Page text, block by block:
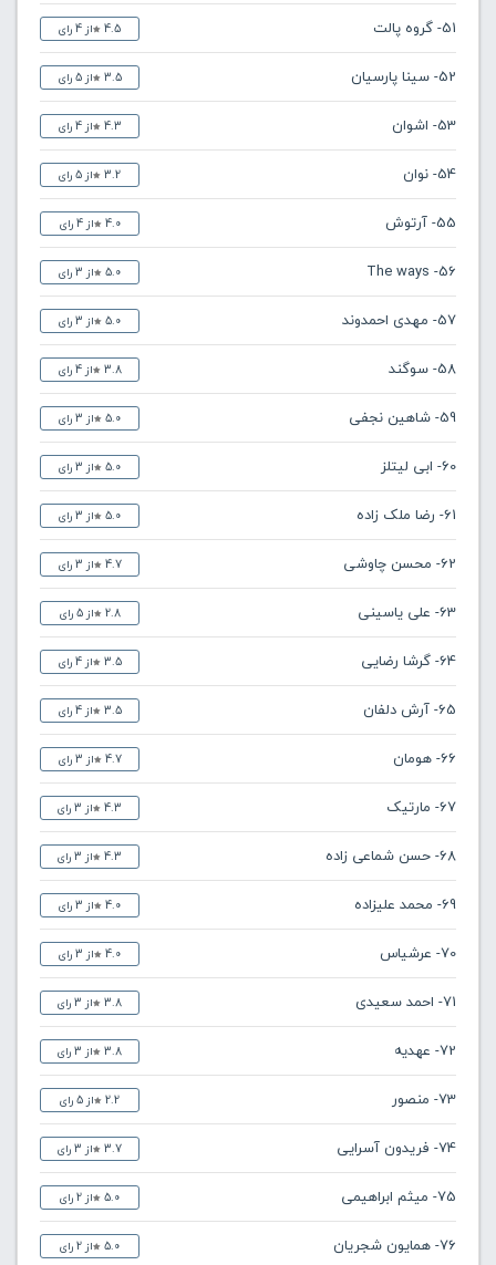
51- گروه پالت 4.5 از 4 رای
52- سینا پارسیان 3.5 از 5 رای
53- اشوان 4.3 از 4 رای
54- نوان 3.2 از 5 رای
55- آرتوش 4.0 از 4 رای
56- The ways
5.0 از 3 رای
57- مهدی احمدوند 5.0 از 3 رای
58- سوگند 3.8 از 4 رای
59- شاهین نجفی 5.0 از 3 رای
60- ابی لیتلز 5.0 از 3 رای
61- رضا ملک زاده 5.0 از 3 رای
62- محسن چاوشی 4.7 از 3 رای
63- علی یاسینی 2.8 از 5 رای
64- گرشا رضایی 3.5 از 4 رای
65- آرش دلفان 3.5 از 4 رای
66- هومان 4.7 از 3 رای
67- مارتیک 4.3 از 3 رای
68- حسن شماعی زاده 4.3 از 3 رای
69- محمد علیزاده 4.0 از 3 رای
70- عرشیاس 4.0 از 3 رای
71- احمد سعیدی 3.8 از 3 رای
72- عهدیه 3.8 از 3 رای
73- منصور 2.2 از 5 رای
74- فریدون آسرایی 3.7 از 3 رای
75- میثم ابراهیمی 5.0 از 2 رای
76- همایون شجریان 5.0 از 2 رای